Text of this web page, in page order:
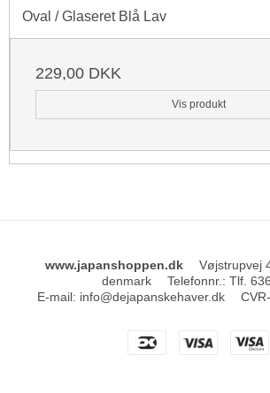
Oval / Glaseret Blå Lav
229,00 DKK
Vis produkt
www.japanshoppen.dk Vøjstrupvej
denmark
Telefonnr. : Tlf.
E-mail: info@dejapanskehaver.dk